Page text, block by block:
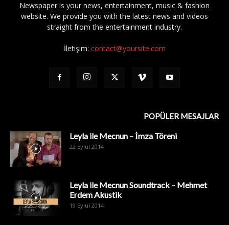
Newspaper is your news, entertainment, music & fashion
website. We provide you with the latest news and videos
straight from the entertainment industry.
İletişim: contact@yoursite.com
POPÜLER MESAJLAR
Leyla ile Mecnun – İmza Töreni
22 Eylül 2014
Leyla ile Mecnun Soundtrack – Mehmet
Erdem Akustik
19 Eylül 2014